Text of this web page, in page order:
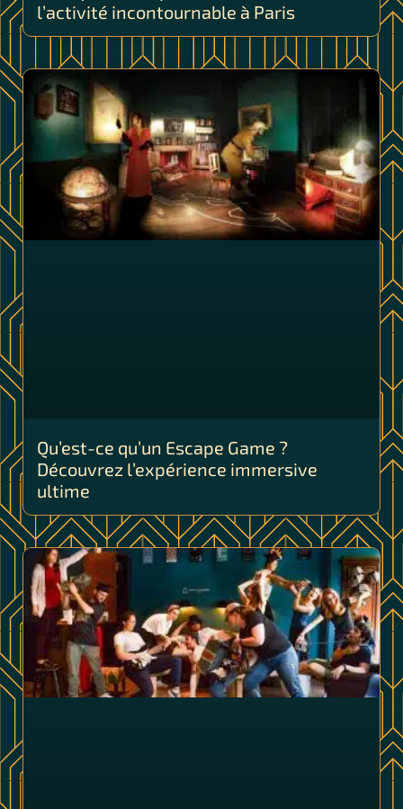
l’activité incontournable à Paris
Qu’est-ce qu’un Escape Game ?
Découvrez l’expérience immersive
ultime